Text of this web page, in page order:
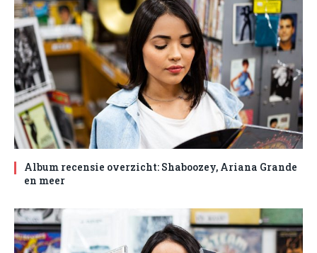
Album recensie overzicht: Shaboozey, Ariana Grande
en meer